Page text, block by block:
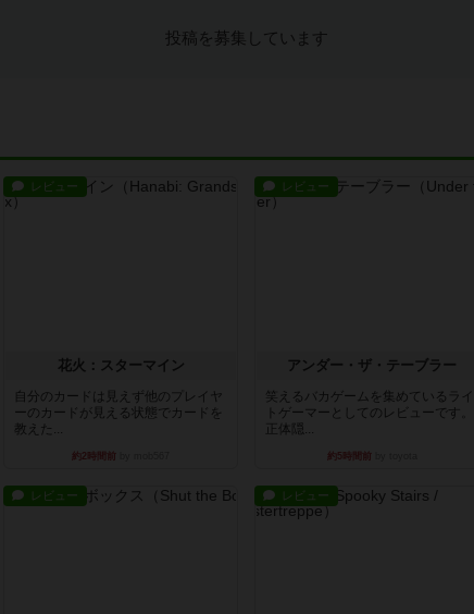
投稿を募集しています
レビュー
花火：スターマイン
自分のカードは見えず他のプレイヤ
ーのカードが見える状態でカードを
教えた...
約2時間前
レビュー
アンダー・ザ・テーブラー
笑えるバカゲームを集めているライ
トゲーマーとしてのレビューです。
正体隠...
約5時間前
レビュー レビュー